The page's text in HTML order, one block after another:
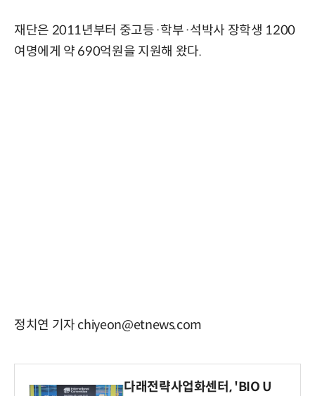
재단은 2011년부터 중고등·학부·석박사 장학생 1200
여명에게 약 690억원을 지원해 왔다.
정치연 기자 chiyeon@etnews.com
다래전략사업화센터, 'BIO U